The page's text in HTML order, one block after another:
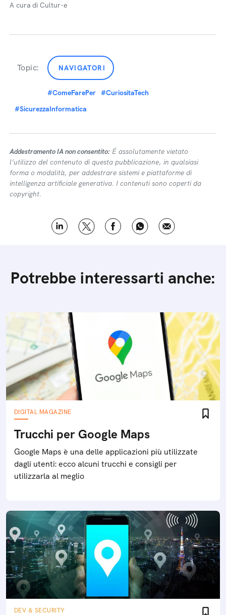
A cura di Cultur-e
Topic: NAVIGATORI
#ComeFarePer #CuriositaTech
#SicurezzaInformatica
Addestramento IA non consentito: É assolutamente vietato
l’utilizzo del contenuto di questa pubblicazione, in qualsiasi
forma o modalità, per addestrare sistemi e piattaforme di
intelligenza artificiale generativa. I contenuti sono coperti da
copyright.
Potrebbe interessarti anche:
DIGITAL MAGAZINE
Trucchi per Google Maps
Google Maps è una delle applicazioni più utilizzate
dagli utenti: ecco alcuni trucchi e consigli per
utilizzarla al meglio
DEV & SECURITY